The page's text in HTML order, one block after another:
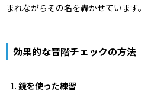
まれながらその名を轟かせています。
効果的な音階チェックの方法
鏡を使った練習